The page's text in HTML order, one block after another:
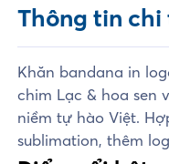
Thông tin chi
Khăn bandana in
chim Lạc & hoa sen
niềm tự hào Việt.
sublimation, thêm